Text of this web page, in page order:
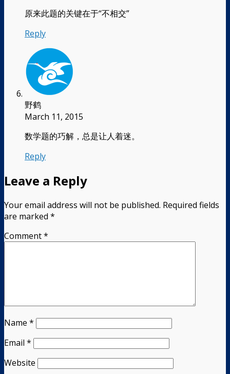
原来此题的关键在于“不相交”
Reply
野鹤
March 11, 2015
数学题的巧解，总是让人着迷。
Reply
Leave a Reply
Your email address will not be published. Required fields
are marked *
Comment*
Name *
Email *
Website